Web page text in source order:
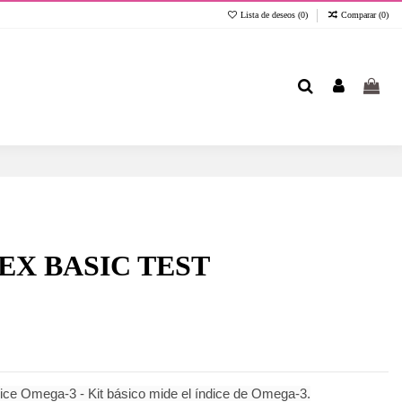
Lista de deseos (0) Comparar (0)
BASIC TEST
Omega-3 - Kit básico mide el índice de Omega-3.